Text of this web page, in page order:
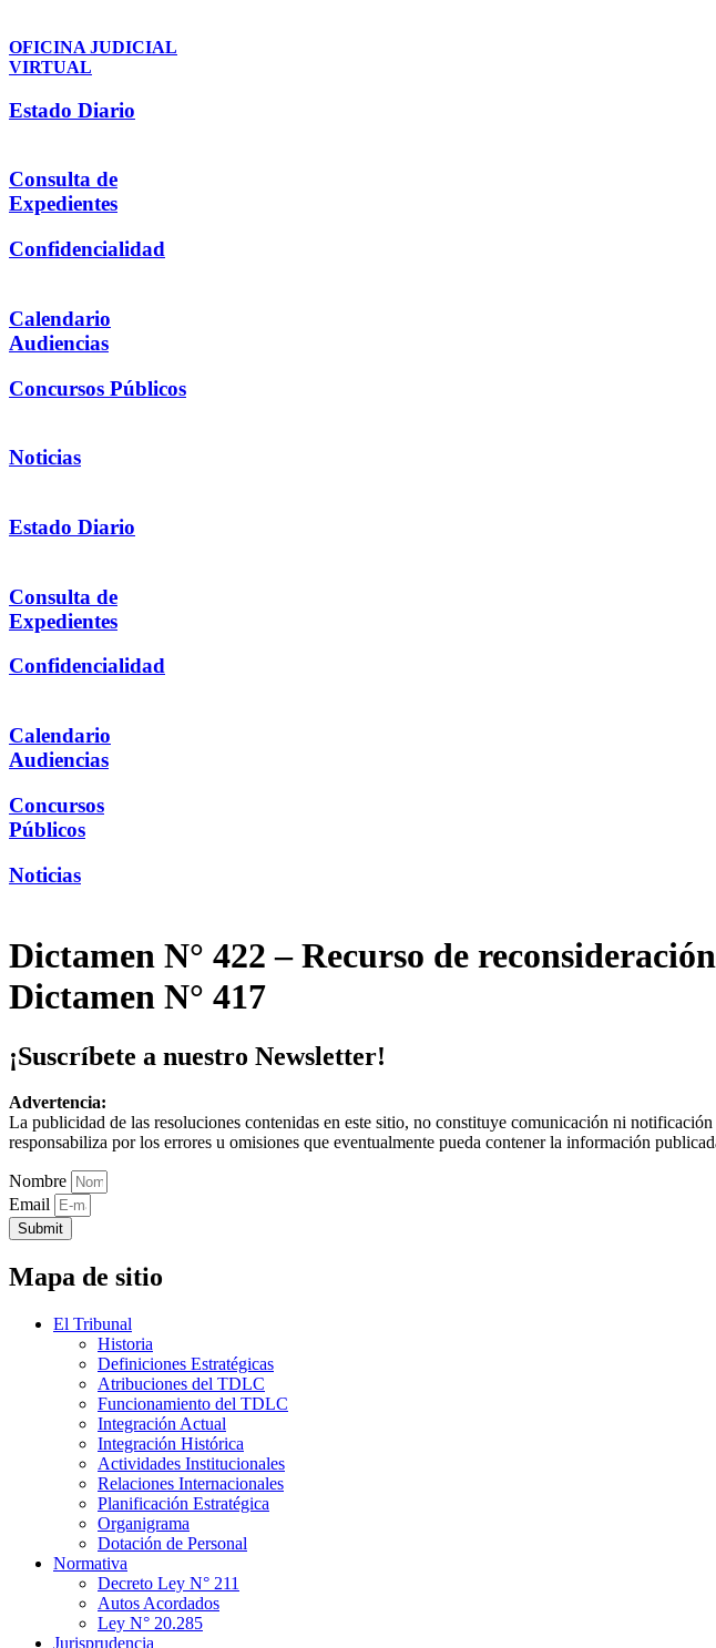
OFICINA JUDICIAL
VIRTUAL
Estado Diario
Consulta de
Expedientes
Confidencialidad
Calendario
Audiencias
Concursos Públicos
Noticias
Estado Diario
Consulta de
Expedientes
Confidencialidad
Calendario
Audiencias
Concursos
Públicos
Noticias
Dictamen N° 422 – Recurso de
Dictamen N° 417
¡Suscríbete a nuestro Newsletter!
Advertencia:
La publicidad de las resoluciones contenidas en este sitio, no constituye comunicación ni
responsabiliza por los errores u omisiones que eventualmente pueda contener la información
Nombre
Email
Submit
Mapa de sitio
El Tribunal
Historia
Definiciones Estratégicas
Atribuciones del TDLC
Funcionamiento del TDLC
Integración Actual
Integración Histórica
Actividades Institucionales
Relaciones Internacionales
Planificación Estratégica
Organigrama
Dotación de Personal
Normativa
Decreto Ley N° 211
Autos Acordados
Ley N° 20.285
Jurisprudencia